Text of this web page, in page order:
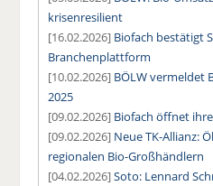
krisenresilient
[16.02.2026] Biofach bestätigt
Branchenplattform
[10.02.2026] BÖLW vermeldet
2025
[09.02.2026] Biofach öffnet
[09.02.2026] Neue TK-Allianz:
regionalen Bio-Großhändlern
[04.02.2026]Soto: Lennard